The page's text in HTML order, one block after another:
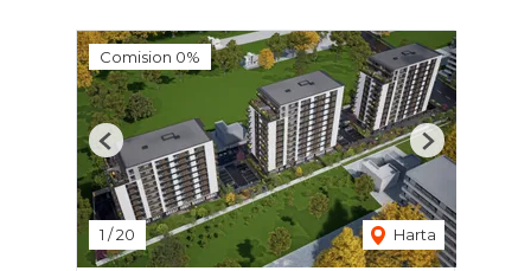
Comision 0%
1 /20 Harta
Previous Next